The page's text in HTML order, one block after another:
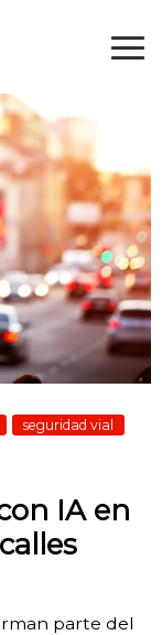
seguridad vial
IA en
parte del